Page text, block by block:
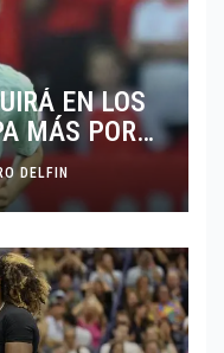
EN LOS
MÁS POR
DELFIN